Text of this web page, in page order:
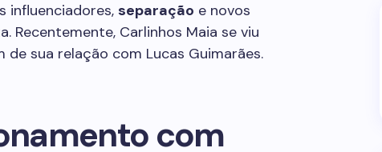
influenciadores, separação e novos
Recentemente, Carlinhos Maia se viu
sua relação com Lucas Guimarães.
com